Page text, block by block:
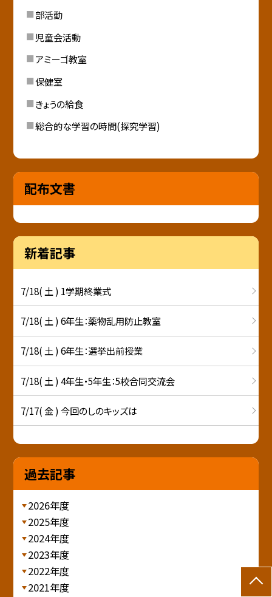
部活動
児童会活動
アミーゴ教室
保健室
きょうの給食
総合的な学習の時間(探究学習)
配布文書
新着記事
7/18( 土 ) 1学期終業式
7/18( 土 ) 6年生：薬物乱用防止教室
7/18( 土 ) 6年生：選挙出前授業
7/18( 土 ) 4年生・5年生：5校合同交流会
7/17( 金 ) 今回のしのキッズは
過去記事
2026年度
2025年度
2024年度
2023年度
2022年度
2021年度